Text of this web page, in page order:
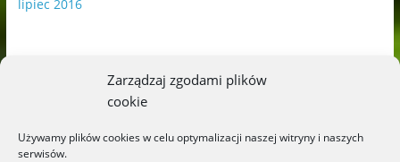
Zarządzaj zgodami plików
cookie
Używamy plików cookies w celu optymalizacji naszej witryny i naszych
serwisów.
lipiec 2016